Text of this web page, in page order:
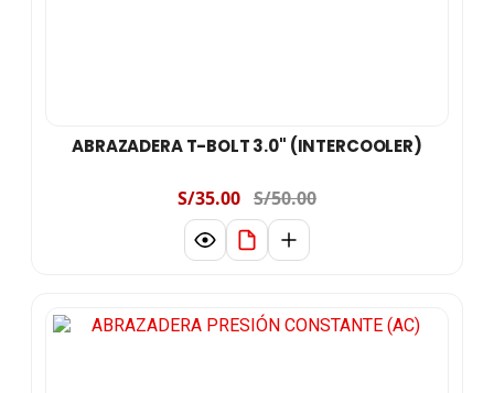
ABRAZADERA T-BOLT 3.0" (INTERCOOLER)
S/35.00 S/50.00